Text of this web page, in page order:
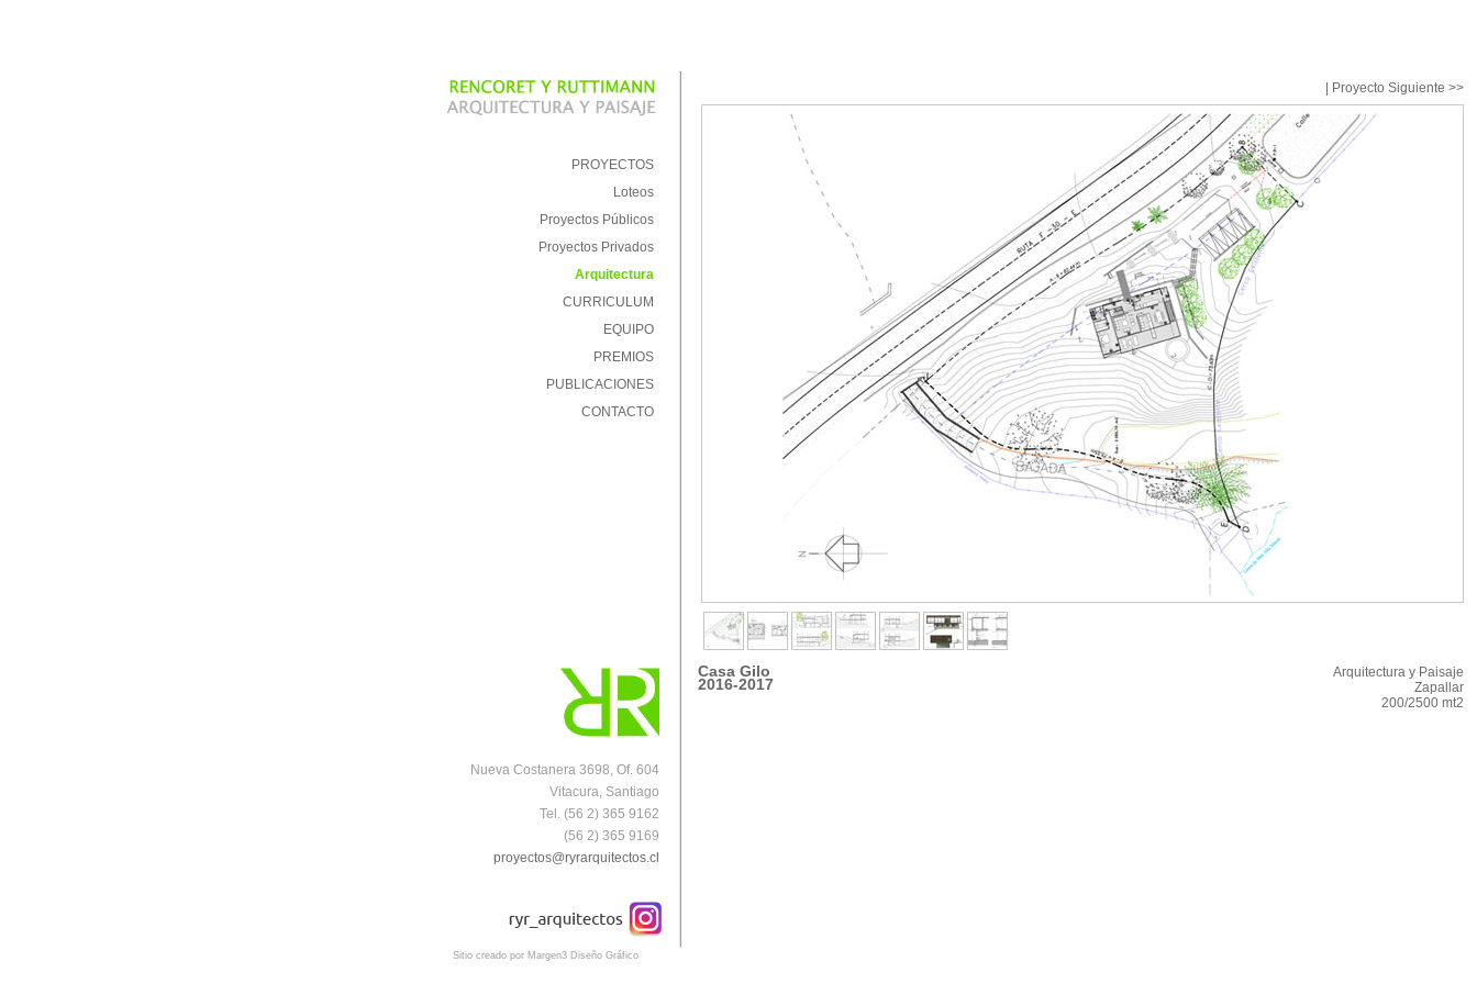
PROYECTOS
Loteos
Proyectos Públicos
Proyectos Privados
Arquitectura
CURRICULUM
EQUIPO
PREMIOS
PUBLICACIONES
CONTACTO
Nueva Costanera 3698, Of. 604
Vitacura, Santiago
Tel. (56 2) 365 9162
(56 2) 365 9169
proyectos@ryrarquitectos.cl
Proyecto Siguiente >>
Casa Gilo
2016-2017
Arquitectura y Paisaje
Zapallar
200/2500 mt2
Sitio creado por Margen3 Diseño Gráfico